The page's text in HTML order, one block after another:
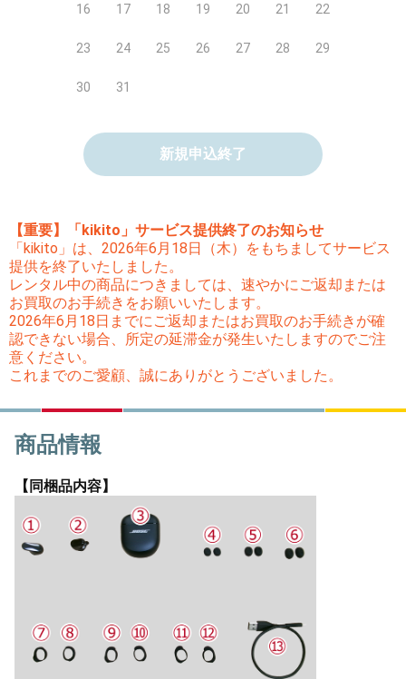
16 17 18 19 20 21 22
23 24 25 26 27 28 29
30 31
新規申込終了
【重要】「kikito」サービス提供終了のお知らせ
「kikito」は、2026年6月18日（木）をもちましてサービス
提供を終了いたしました。
レンタル中の商品につきましては、速やかにご返却または
お買取のお手続きをお願いいたします。
2026年6月18日までにご返却またはお買取のお手続きが確
認できない場合、所定の延滞金が発生いたしますのでご注
意ください。
これまでのご愛顧、誠にありがとうございました。
商品情報
【同梱品内容】